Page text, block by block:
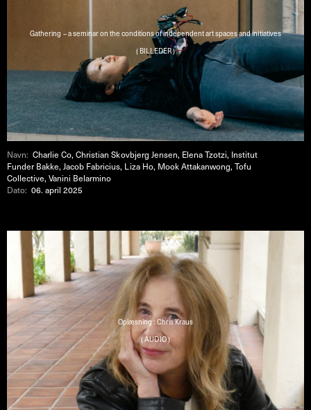
Gathering – a seminar on the conditions of independent art spaces and initiatives
( BILLEDER )
Navn:Charlie Co, Christian Skovbjerg Jensen, Elena Tzotzi, Institut
Funder Bakke, Jacob Fabricius, Liza Ho, Mook Attakanwong, Tofu
Collective, Vanini Belarmino
Dato:06. april 2025
Oplæsning : Chris Kraus
( AUDIO )